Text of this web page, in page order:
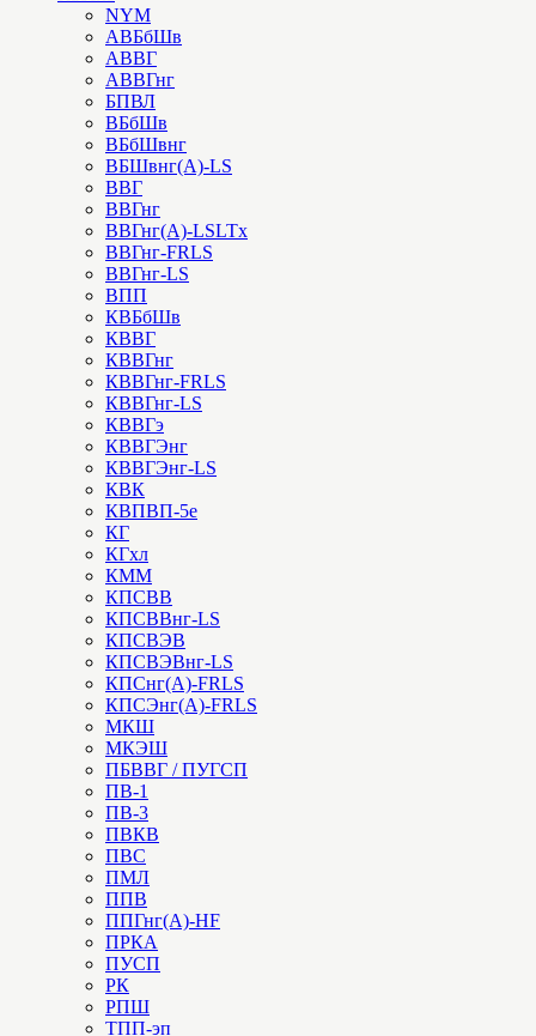
NYM
АВБбШв
АВВГ
АВВГнг
БПВЛ
ВБбШв
ВБбШвнг
ВБШвнг(А)-LS
ВВГ
ВВГнг
ВВГнг(А)-LSLTx
ВВГнг-FRLS
ВВГнг-LS
ВПП
КВБбШв
КВВГ
КВВГнг
КВВГнг-FRLS
КВВГнг-LS
КВВГэ
КВВГЭнг
КВВГЭнг-LS
КВК
КВПВП-5е
КГ
КГхл
КММ
КПСВВ
КПСВВнг-LS
КПСВЭВ
КПСВЭВнг-LS
КПСнг(А)-FRLS
КПСЭнг(А)-FRLS
МКШ
МКЭШ
ПБВВГ / ПУГСП
ПВ-1
ПВ-3
ПВКВ
ПВС
ПМЛ
ППВ
ППГнг(А)-HF
ПРКА
ПУСП
РК
РПШ
ТПП-эп